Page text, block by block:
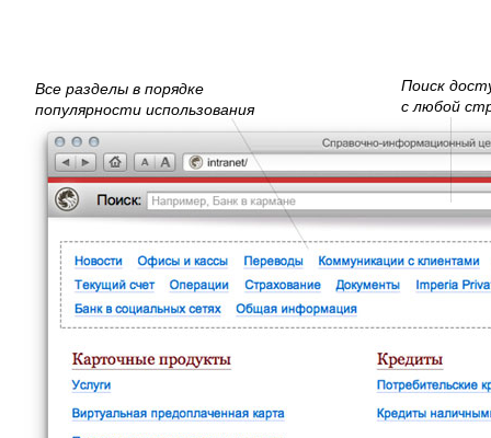
Все разделы в порядке
популярности использования
Поиск
с любой